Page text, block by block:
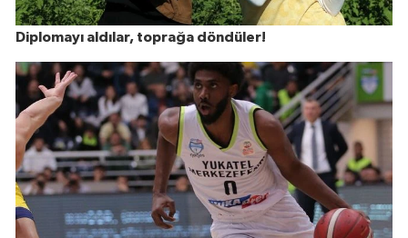
Diplomayı aldılar, toprağa döndüler!